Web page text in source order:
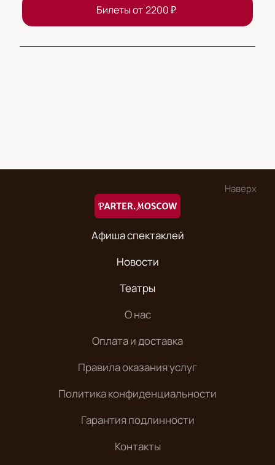
Билеты от2200₽
Наверх
Афиша спектаклей
Новости
Театры
О нас
Оплата и доставка
Правила оказания услуг
Политика конфиденциальности
Гарантия подлинности
Контакты